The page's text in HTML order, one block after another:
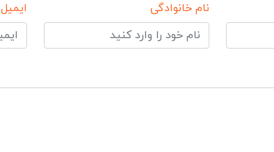
نام خانوادگی ایمیل